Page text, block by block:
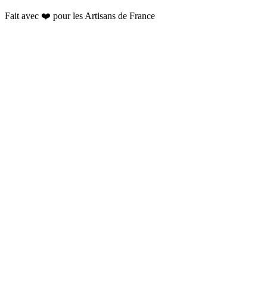
Fait avec ❤️ pour les Artisans de France